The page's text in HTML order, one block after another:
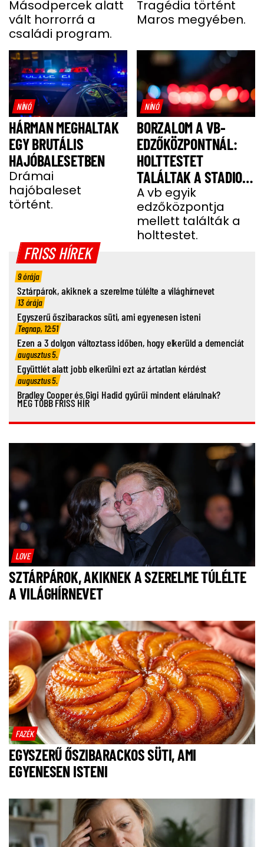
HEVESBEN
Másodpercek alatt
vált horrorrá a
családi program.
FÉRFIVEL
Tragédia történt
Maros megyében.
NÍNÓ
HÁRMAN MEGHALTAK
EGY BRUTÁLIS
HAJÓBALESETBEN
Drámai
hajóbaleset
történt.
NÍNÓ
BORZALOM A VB-
EDZŐKÖZPONTNÁL:
HOLTTESTET
TALÁLTAK A STADION
MELLETTI
PARKOLÓBAN
A vb egyik
edzőközpontja
mellett találták a
holttestet.
FRISS HÍREK
9 órája
Sztárpárok, akiknek a szerelme túlélte a világhírnevet
13 órája
Egyszerű őszibarackos süti, ami egyenesen isteni
Tegnap, 12:51
Ezen a 3 dolgon változtass időben, hogy elkerüld a demenciát
augusztus 5.
Együttlét alatt jobb elkerülni ezt az ártatlan kérdést
augusztus 5.
Bradley Cooper és Gigi Hadid gyűrűi mindent elárulnak?
MÉG TÖBB FRISS HÍR
LOVE
SZTÁRPÁROK, AKIKNEK A SZERELME TÚLÉLTE
A VILÁGHÍRNEVET
FAZÉK
EGYSZERŰ ŐSZIBARACKOS SÜTI, AMI
EGYENESEN ISTENI